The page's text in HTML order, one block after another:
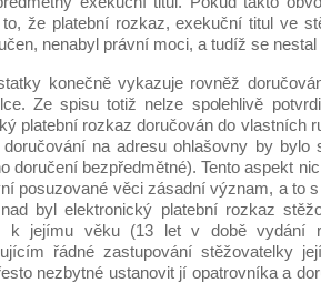
to, že platební rozkaz, exekuční titul ve
nenabyl právní moci, a tudíž se
konečně vykazuje rovněž
Ze spisu totiž nelze spolehlivě
platební rozkaz doručován do vlastních
doručování na adresu ohlašovny by bylo
doručení bezpředmětné). Tento aspekt
posuzované věci zásadní význam, a to
byl elektronický platební rozkaz
k jejímu věku (13 let v době vydání
řádné zastupování stěžovatelky
nezbytné ustanovit jí opatrovníka a